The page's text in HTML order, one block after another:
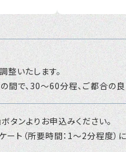
整いたします。
で、30〜60分程、ご都合の良
タンよりお申込みください。
ート（所要時間：1～2分程度）